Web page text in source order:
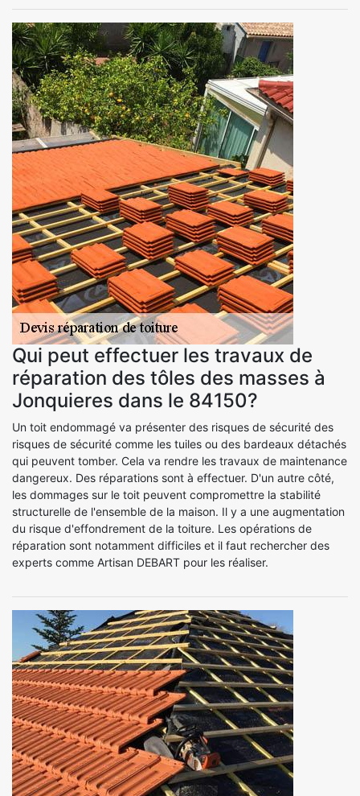
Qui peut effectuer les travaux de
réparation des tôles des masses à
Jonquieres dans le 84150?
Un toit endommagé va présenter des risques de sécurité des
risques de sécurité comme les tuiles ou des bardeaux détachés
qui peuvent tomber. Cela va rendre les travaux de maintenance
dangereux. Des réparations sont à effectuer. D'un autre côté,
les dommages sur le toit peuvent compromettre la stabilité
structurelle de l'ensemble de la maison. Il y a une augmentation
du risque d'effondrement de la toiture. Les opérations de
réparation sont notamment difficiles et il faut rechercher des
experts comme Artisan DEBART pour les réaliser.